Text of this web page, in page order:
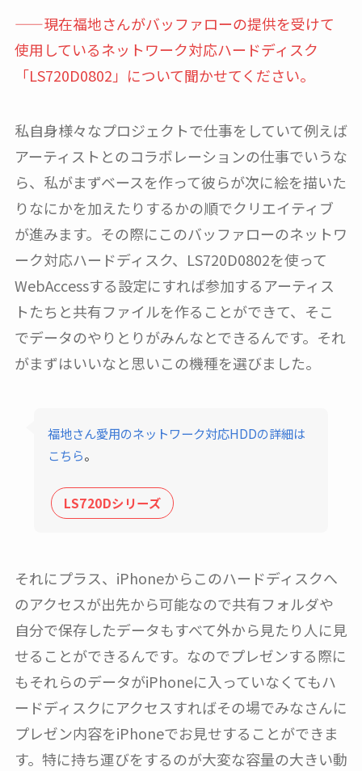
——現在福地さんがバッファローの提供を受けて
使用しているネットワーク対応ハードディスク
「LS720D0802」について聞かせてください。
私自身様々なプロジェクトで仕事をしていて例えば
アーティストとのコラボレーションの仕事でいうな
ら、私がまずベースを作って彼らが次に絵を描いた
りなにかを加えたりするかの順でクリエイティブ
が進みます。その際にこのバッファローのネットワ
ーク対応ハードディスク、LS720D0802を使って
WebAccessする設定にすれば参加するアーティス
トたちと共有ファイルを作ることができて、そこ
でデータのやりとりがみんなとできるんです。それ
がまずはいいなと思いこの機種を選びました。
福地さん愛用のネットワーク対応HDDの詳細は
こちら。
LS720Dシリーズ
それにプラス、iPhoneからこのハードディスクへ
のアクセスが出先から可能なので共有フォルダや
自分で保存したデータもすべて外から見たり人に見
せることができるんです。なのでプレゼンする際に
もそれらのデータがiPhoneに入っていなくてもハ
ードディスクにアクセスすればその場でみなさんに
プレゼン内容をiPhoneでお見せすることができま
す。特に持ち運びをするのが大変な容量の大きい動